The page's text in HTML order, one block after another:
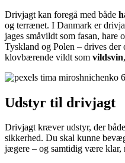
Drivjagt kan foregå med både
og terrænet. I Danmark er
jages småvildt som fasan,
Tyskland og Polen – drives der
klovbærende vildt som vildsvin,
Udstyr til drivjagt
Drivjagt kræver udstyr, der
sikkerhed. Du skal kunne
jægere – og samtidig være klar,